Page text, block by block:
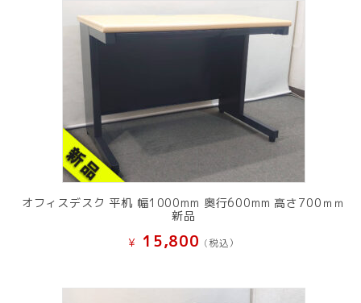
オフィスデスク 平机 幅1000mm 奥行600mm 高さ700ｍｍ
新品
¥ 15,800 (税込）